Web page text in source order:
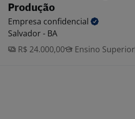
Produção
Empresa confidencial
Salvador - BA
R$ 24.000,00
Ensino Superior